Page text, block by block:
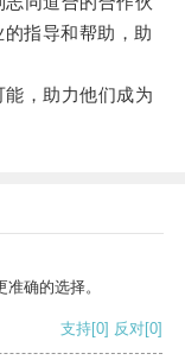
指导和帮助，助
，助力他们成为
确的选择。
支持[0] 反对[0]